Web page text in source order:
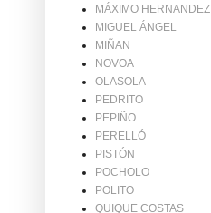
MÁXIMO HERNANDEZ
MIGUEL ÁNGEL
MIÑAN
NOVOA
OLASOLA
PEDRITO
PEPIÑO
PERELLÓ
PISTÓN
POCHOLO
POLITO
QUIQUE COSTAS